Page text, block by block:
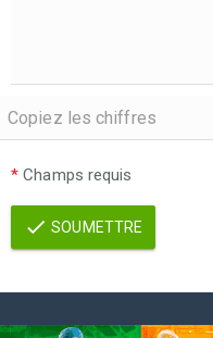
* Champs requis
SOUMETTRE